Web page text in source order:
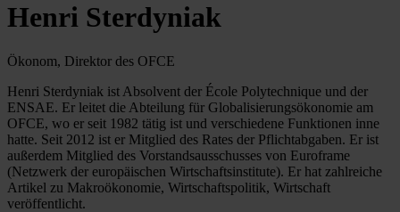
Henri Sterdyniak
Ökonom, Direktor des OFCE
Henri Sterdyniak ist Absolvent der École Polytechnique und der
ENSAE. Er leitet die Abteilung für Globalisierungsökonomie am
OFCE, wo er seit 1982 tätig ist und verschiedene Funktionen inne
hatte. Seit 2012 ist er Mitglied des Rates der Pflichtabgaben. Er ist
außerdem Mitglied des Vorstandsausschusses von Euroframe
(Netzwerk der europäischen Wirtschaftsinstitute). Er hat zahlreiche
Artikel zu Makroökonomie, Wirtschaftspolitik, Wirtschaft
veröffentlicht.